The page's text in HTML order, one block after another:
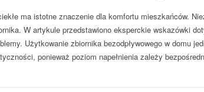
ma istotne znaczenie dla komfortu mieszkańców.
W artykule przedstawiono eksperckie wskazówki
Użytkowanie zbiornika bezodpływowego w domu
ponieważ poziom napełnienia zależy